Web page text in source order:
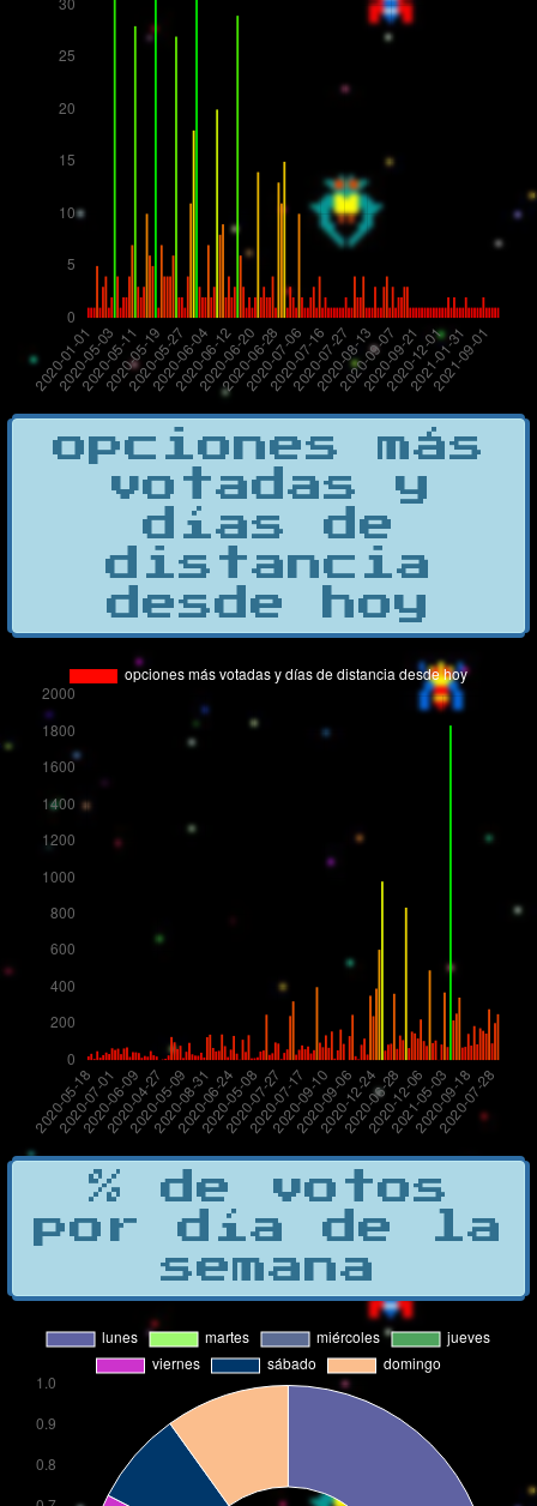
opciones más
votadas y
días de
distancia
desde hoy
% de votos
por día de la
semana